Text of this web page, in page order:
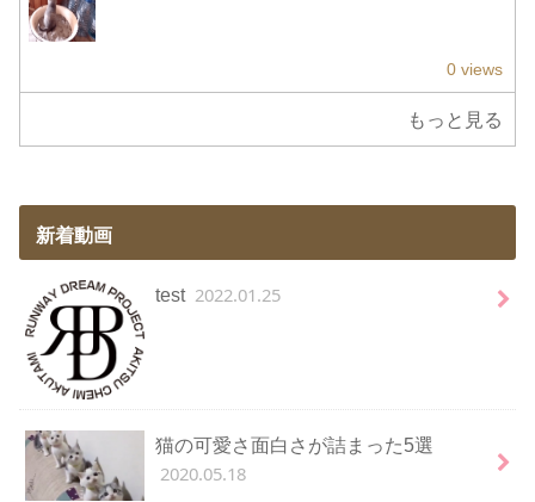
0 views
もっと見る
新着動画
test 2022.01.25
猫の可愛さ面白さが詰まった5選
2020.05.18